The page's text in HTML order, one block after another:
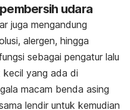
udara
juga mengandung
alergen, hingga
sebagai pengatur lalu
kecil yang ada di
macam benda asing
lendir untuk kemudian